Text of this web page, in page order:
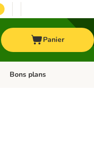
Panier
Dérouler les catégories: Top
Bons plans